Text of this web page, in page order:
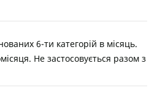
6-ти категорій в місяць.
Не застосовується разом з